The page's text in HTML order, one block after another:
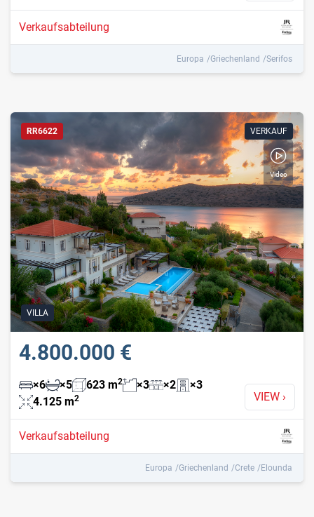
Verkaufsabteilung
Europa Griechenland Serifos
VIEW ›
4.800.000 €
×6 ×5 623 m2 ×3 ×2 ×3
4.125 m2
Verkaufsabteilung
Europa Griechenland Crete Elounda
RR6622 VERKAUF
Video
VILLA